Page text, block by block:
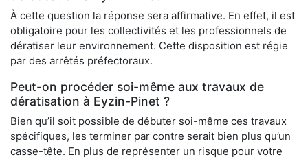
À cette question la réponse sera affirmative. En effet, il est
obligatoire pour les collectivités et les professionnels de
dératiser leur environnement. Cette disposition est régie
par des arrêtés préfectoraux.
Peut-on procéder soi-même aux travaux de
dératisation à Eyzin-Pinet ?
Bien qu’il soit possible de débuter soi-même ces travaux
spécifiques, les terminer par contre serait bien plus qu’un
casse-tête. En plus de représenter un risque pour votre